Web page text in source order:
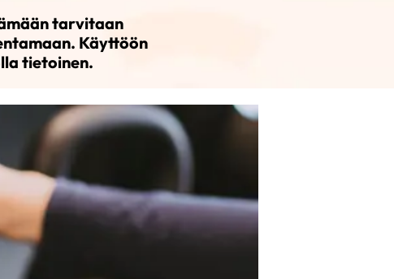
tarvitaan
Käyttöön
tietoinen.